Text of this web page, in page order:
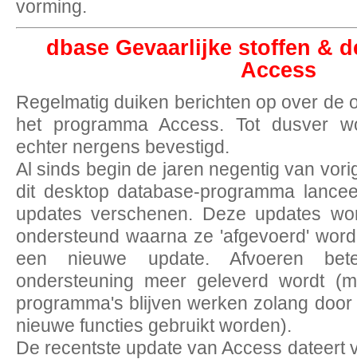
vorming.
dbase Gevaarlijke stoffen &
Access
Regelmatig duiken berichten op over de
het programma Access. Tot dusver
echter nergens bevestigd.
Al sinds begin de jaren negentig van
dit desktop database-programma
updates verschenen. Deze updates
ondersteund waarna ze 'afgevoerd'
een nieuwe update. Afvoeren
ondersteuning meer geleverd wordt
programma's blijven werken zolang
nieuwe functies gebruikt worden).
De recentste update van Access dateert